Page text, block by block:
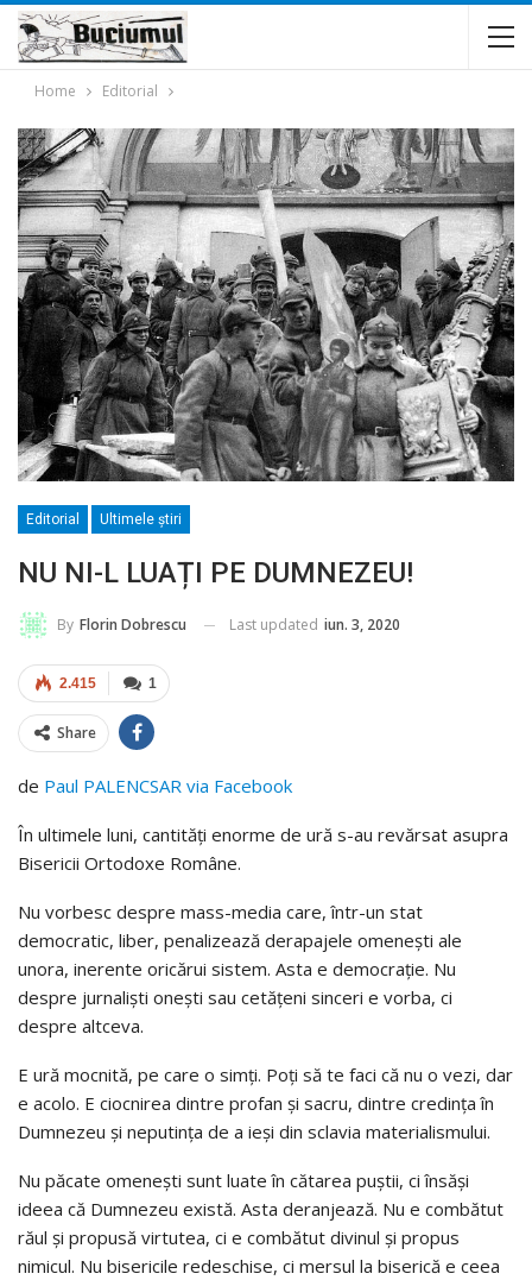
Home Editorial
Editorial Ultimele ştiri
NU NI-L LUAȚI PE DUMNEZEU!
By Florin Dobrescu Last updated iun. 3, 2020
1
2.415
Share
de Paul PALENCSAR via Facebook
În ultimele luni, cantităţi enorme de ură s-au revărsat asupra
Bisericii Ortodoxe Române.
Nu vorbesc despre mass-media care, într-un stat
democratic, liber, penalizează derapajele omeneşti ale
unora, inerente oricărui sistem. Asta e democraţie. Nu
despre jurnalişti oneşti sau cetăţeni sinceri e vorba, ci
despre altceva.
E ură mocnită, pe care o simţi. Poţi să te faci că nu o vezi, dar
e acolo. E ciocnirea dintre profan şi sacru, dintre credinţa în
Dumnezeu şi neputinţa de a ieşi din sclavia materialismului.
Nu păcate omeneşti sunt luate în cătarea puştii, ci însăşi
ideea că Dumnezeu există. Asta deranjează. Nu e combătut
răul şi propusă virtutea, ci e combătut divinul şi propus
nimicul. Nu bisericile redeschise, ci mersul la biserică e ceea